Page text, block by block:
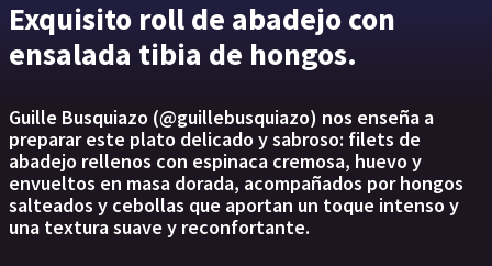
Exquisito roll de abadejo con
ensalada tibia de hongos.
Guille Busquiazo (@guillebusquiazo) nos enseña a
preparar este plato delicado y sabroso: filets de
abadejo rellenos con espinaca cremosa, huevo y
envueltos en masa dorada, acompañados por hongos
salteados y cebollas que aportan un toque intenso y
una textura suave y reconfortante.